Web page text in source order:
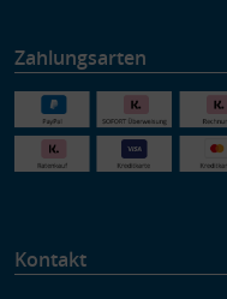
Zahlungsarten
Kontakt